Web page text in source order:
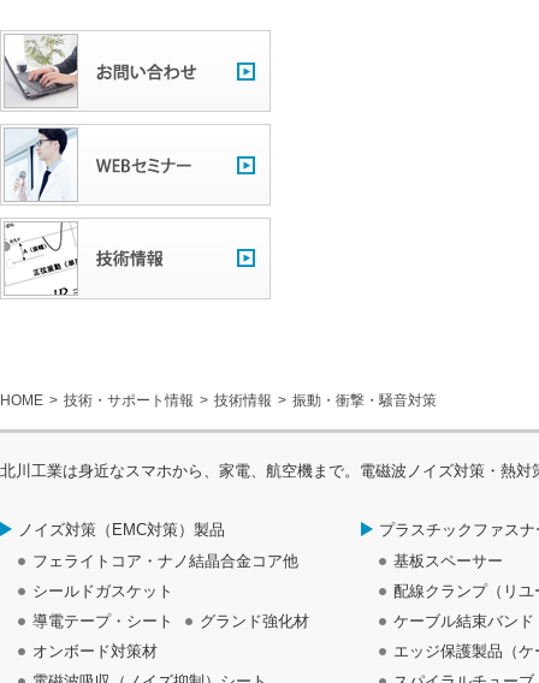
HOME 技術・サポート情報 技術情報 振動・衝撃・騒音対策
北川工業は身近なスマホから、家電、航空機まで。電磁波ノイズ対策・熱
ノイズ対策（EMC対策）製品
フェライトコア・ナノ結晶合金コア他
シールドガスケット
導電テープ・シート
グランド強化材
オンボード対策材
プラスチックファス
基板スペーサー
配線クランプ（リ
ケーブル結束バンド
エッジ保護製品（